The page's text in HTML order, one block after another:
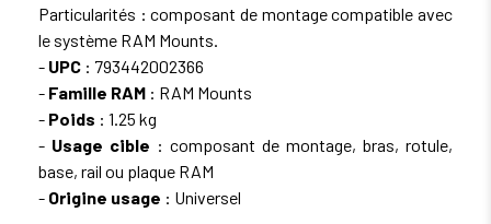
Particularités : composant de montage compatible avec
le système RAM Mounts.
- UPC : 793442002366
- Famille RAM : RAM Mounts
- Poids : 1.25 kg
- Usage cible : composant de montage, bras, rotule,
base, rail ou plaque RAM
- Origine usage : Universel